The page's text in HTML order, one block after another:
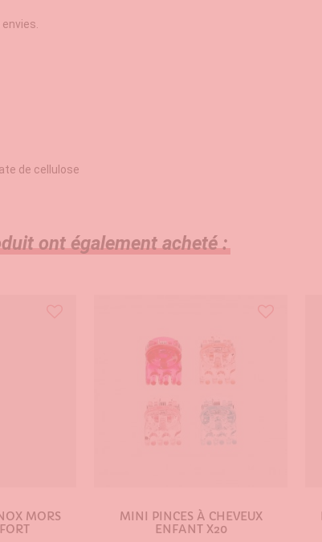
de cellulose
ont également acheté :
MORS
MINI PINCES À CHEVEUX
ENFANT X20